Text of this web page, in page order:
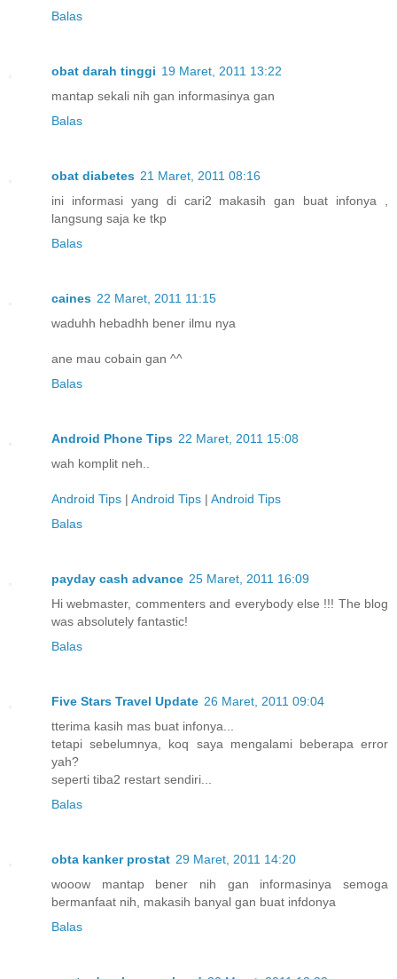
Balas
obat darah tinggi 19 Maret, 2011 13:22
mantap sekali nih gan informasinya gan
Balas
obat diabetes 21 Maret, 2011 08:16
ini informasi yang di cari2 makasih gan buat infonya ,
langsung saja ke tkp
Balas
caines 22 Maret, 2011 11:15
waduhh hebadhh bener ilmu nya
ane mau cobain gan ^^
Balas
Android Phone Tips 22 Maret, 2011 15:08
wah komplit neh..
Android Tips | Android Tips | Android Tips
Balas
payday cash advance 25 Maret, 2011 16:09
Hi webmaster, commenters and everybody else !!! The blog
was absolutely fantastic!
Balas
Five Stars Travel Update 26 Maret, 2011 09:04
tterima kasih mas buat infonya...
tetapi sebelumnya, koq saya mengalami beberapa error
yah?
seperti tiba2 restart sendiri...
Balas
obta kanker prostat 29 Maret, 2011 14:20
wooow mantap bener nih gan informasinya semoga
bermanfaat nih, makasih banyal gan buat infdonya
Balas